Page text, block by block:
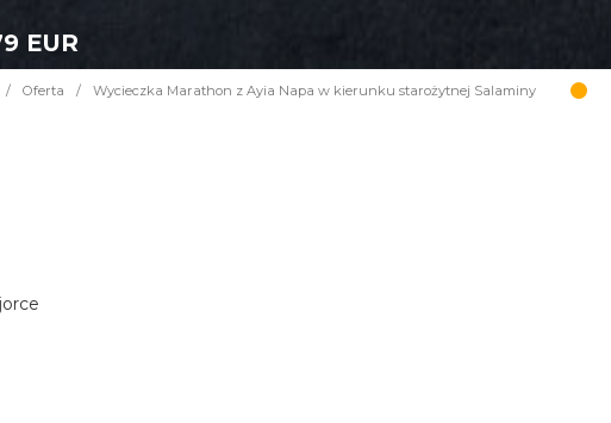
EUR
/ Oferta / Wycieczka Marathon z Ayia Napa w kierunku starożytnej Salaminy